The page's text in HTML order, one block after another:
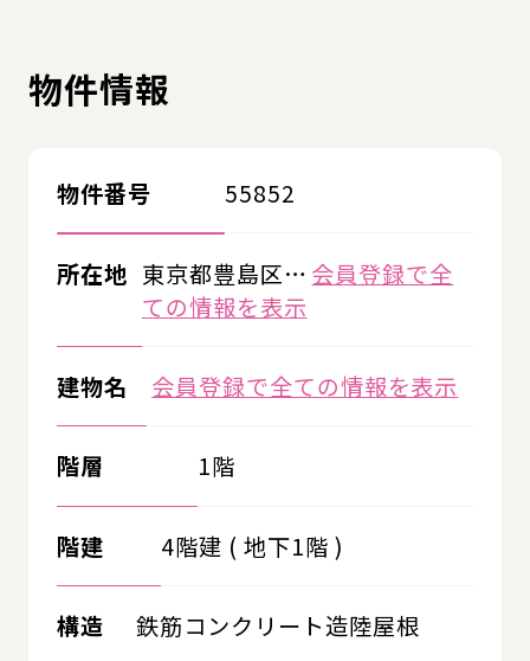
物件情報
物件番号 55852
所在地 東京都豊島区… 会員登録で全
ての情報を表示
建物名 会員登録で全ての情報を表示
階層 1階
階建 4階建 ( 地下1階 )
構造 鉄筋コンクリート造陸屋根